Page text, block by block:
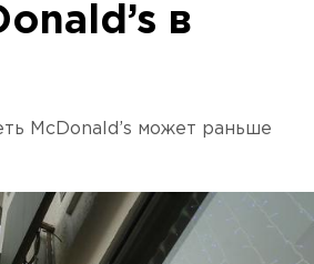
в
McDonald’s может раньше